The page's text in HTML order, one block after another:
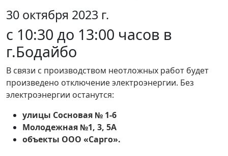
30 октября 2023 г.
с 10:30 до 13:00 часов в
г.Бодайбо
В связи с производством неотложных работ будет
произведено отключение электроэнергии. Без
электроэнергии останутся:
улицы Сосновая № 1-6
Молодежная №1, 3, 5А
объекты ООО «Сарго».